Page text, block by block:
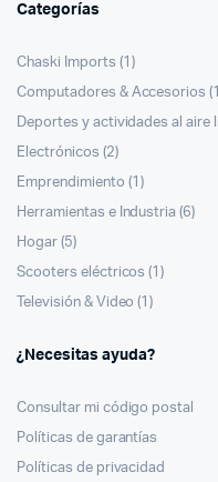
Categorías
Chaski Imports (1)
Computadores & Accesorios
Deportes y actividades al aire
Electrónicos (2)
Emprendimiento (1)
Herramientas e Industria (6)
Hogar (5)
Scooters eléctricos (1)
Televisión & Video (1)
¿Necesitas ayuda?
Consultar mi código postal
Políticas de garantías
Políticas de privacidad